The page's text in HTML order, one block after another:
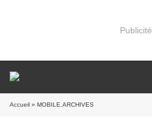
Publicité
Accueil » MOBILE.ARCHIVES